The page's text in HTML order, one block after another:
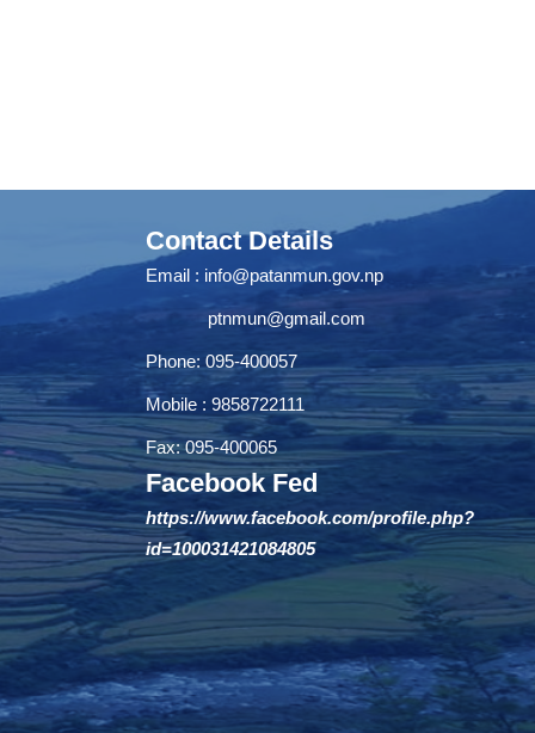
Contact Details
Email : info@patanmun.gov.np
ptnmun@gmail.com
Phone: 095-400057
Mobile : 9858722111
Fax: 095-400065
Facebook Fed
https://www.facebook.com/profile.php?
id=100031421084805